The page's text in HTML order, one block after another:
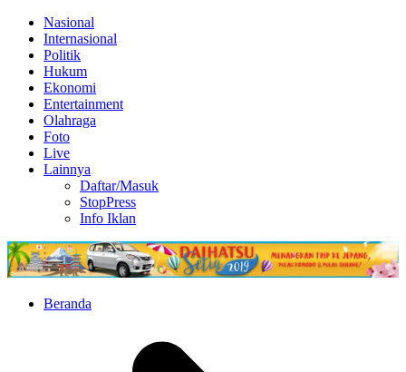
Nasional
Internasional
Politik
Hukum
Ekonomi
Entertainment
Olahraga
Foto
Live
Lainnya
Daftar/Masuk
StopPress
Info Iklan
Beranda